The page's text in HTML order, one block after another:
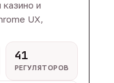
и
UX,
41
РЕГУЛЯТОРОВ